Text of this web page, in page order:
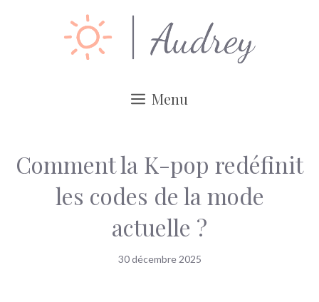
Menu
Comment la K-pop redéfinit
les codes de la mode
actuelle ?
30 décembre 2025